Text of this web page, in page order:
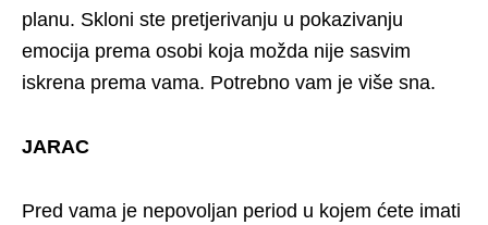
planu. Skloni ste pretjerivanju u pokazivanju
emocija prema osobi koja možda nije sasvim
iskrena prema vama. Potrebno vam je više sna.
JARAC
Pred vama je nepovoljan period u kojem ćete imati